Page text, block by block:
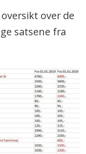
over de
satsene fra